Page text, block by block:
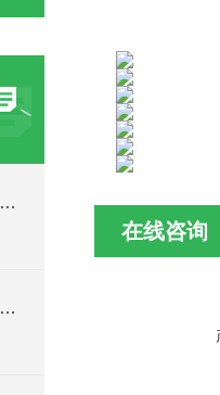
不锈钢潜水推流器优势解析：防腐耐用污水处理设备
潜水搅拌机在污水处理设备市场的发展及产品优势
在线咨询